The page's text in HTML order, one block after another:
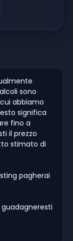
sono
abbiamo
significa
fino a
il prezzo
stimato di
pagherai
guadagneresti